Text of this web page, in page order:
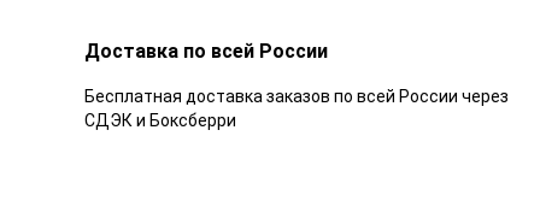
Доставка по всей России
Бесплатная доставка заказов по всей России через
СДЭК и Боксберри